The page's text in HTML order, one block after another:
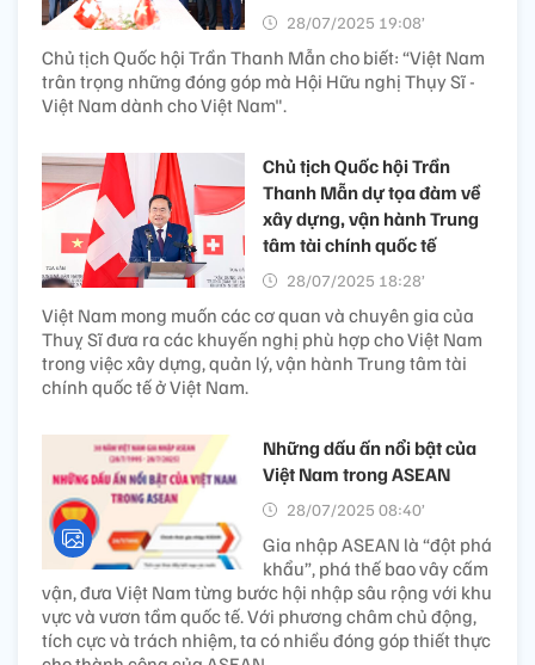
28/07/2025 19:08’
Chủ tịch Quốc hội Trần Thanh Mẫn cho biết: “Việt Nam
trân trọng những đóng góp mà Hội Hữu nghị Thụy Sĩ -
Việt Nam dành cho Việt Nam".
Chủ tịch Quốc hội Trần
Thanh Mẫn dự tọa đàm về
xây dựng, vận hành Trung
tâm tài chính quốc tế
28/07/2025 18:28’
Việt Nam mong muốn các cơ quan và chuyên gia của
Thuỵ Sĩ đưa ra các khuyến nghị phù hợp cho Việt Nam
trong việc xây dựng, quản lý, vận hành Trung tâm tài
chính quốc tế ở Việt Nam.
Những dấu ấn nổi bật của
Việt Nam trong ASEAN
28/07/2025 08:40’
Gia nhập ASEAN là “đột phá
khẩu”, phá thế bao vây cấm
vận, đưa Việt Nam từng bước hội nhập sâu rộng với khu
vực và vươn tầm quốc tế. Với phương châm chủ động,
tích cực và trách nhiệm, ta có nhiều đóng góp thiết thực